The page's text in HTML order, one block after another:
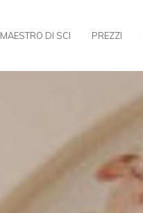
MAESTRO DI SCI PREZZI